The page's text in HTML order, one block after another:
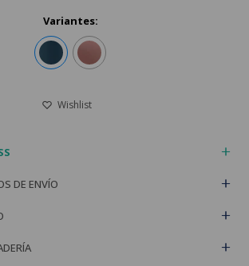
Variantes:
DE ENVÍO